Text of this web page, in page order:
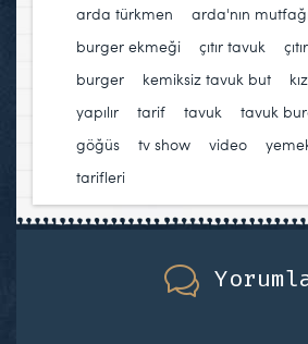
arda türkmen
arda'nın mutfağı
burger ekmeği
çıtır tavuk
burger
kemiksiz tavuk but
yapılır
tarif tavuk tavuk
göğüs
tv show video
tarifleri